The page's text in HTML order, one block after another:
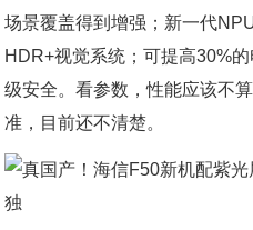
场景覆盖得到增强；新一代
HDR+视觉系统；可提高30%
级安全。看参数，性能应该不
准，目前还不清楚。